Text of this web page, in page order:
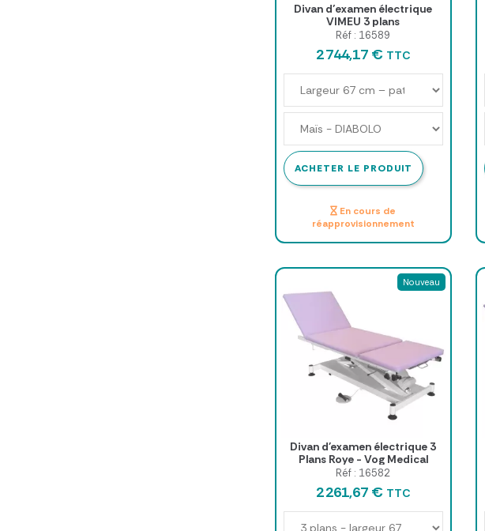
Divan d’examen électrique
VIMEU 3 plans
Réf : 16589
2 744,17 € TTC
ACHETER LE PRODUIT
En cours de
réapprovisionnement
Nouveau
Divan d'examen électrique 3
Plans Roye - Vog Medical
Réf : 16582
2 261,67 € TTC